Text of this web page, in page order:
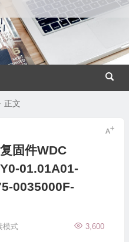
正文
固件WDC
01.01A01-
0035000F-
3,600
模式